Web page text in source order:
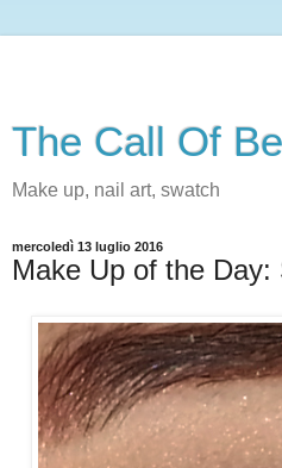
The Call Of
Make up, nail art, swatch
mercoledì 13 luglio 2016
Make Up of the Day: